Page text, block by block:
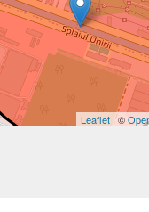
Leaflet | ©